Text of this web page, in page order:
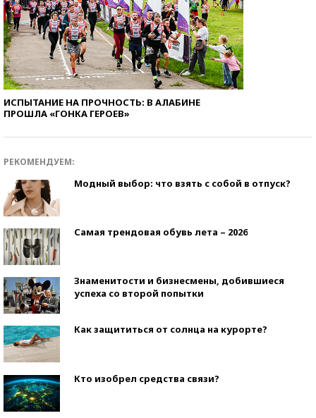
ИСПЫТАНИЕ НА ПРОЧНОСТЬ: В АЛАБИНЕ
ПРОШЛА «ГОНКА ГЕРОЕВ»
РЕКОМЕНДУЕМ:
Модный выбор: что взять с собой в отпуск?
Самая трендовая обувь лета – 2026
Знаменитости и бизнесмены, добившиеся
успеха со второй попытки
Как защититься от солнца на курорте?
Кто изобрел средства связи?